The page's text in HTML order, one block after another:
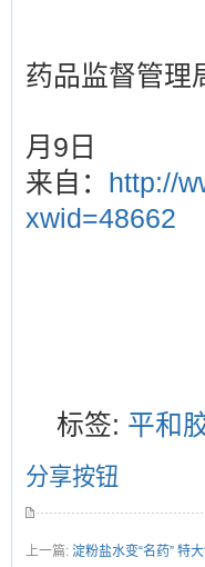
药品监督管理
月9日
来自：
http://
xwid=48662
标签: 平和
分享按钮
上一篇: 淀粉盐水变“名药” 特